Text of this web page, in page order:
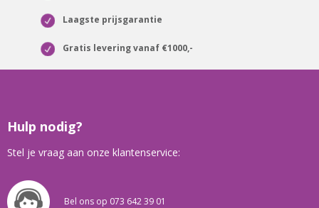
Laagste prijsgarantie
Gratis levering vanaf €1000,-
Hulp nodig?
Stel je vraag aan onze klantenservice:
Bel ons op 073 642 39 01